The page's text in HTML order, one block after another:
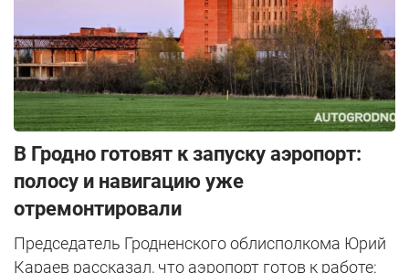
В Гродно готовят к запуску аэропорт:
полосу и навигацию уже
отремонтировали
Председатель Гродненского облисполкома Юрий
Караев рассказал, что аэропорт готов к работе: